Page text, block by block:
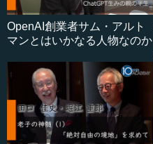
OpenAI創業者サム・アルト
マンとはいかなる人物なのか